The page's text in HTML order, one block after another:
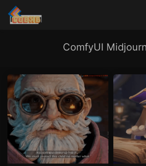
ComfyUI